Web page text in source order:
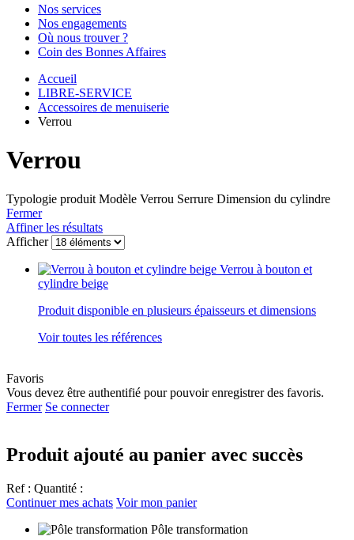
Nos services
Nos engagements
Où nous trouver ?
Coin des Bonnes Affaires
Accueil
LIBRE-SERVICE
Accessoires de menuiserie
Verrou
Verrou
Typologie produit Modèle Verrou Serrure Dimension du cylindre
Fermer
Affiner les résultats
Afficher
Verrou à bouton et
cylindre beige
Produit disponible en plusieurs épaisseurs et dimensions
Voir toutes les références
Favoris
Vous devez être authentifié pour pouvoir enregistrer des favoris.
Fermer Se connecter
Produit ajouté au panier avec succès
Ref : Quantité :
Continuer mes achats Voir mon panier
Pôle transformation